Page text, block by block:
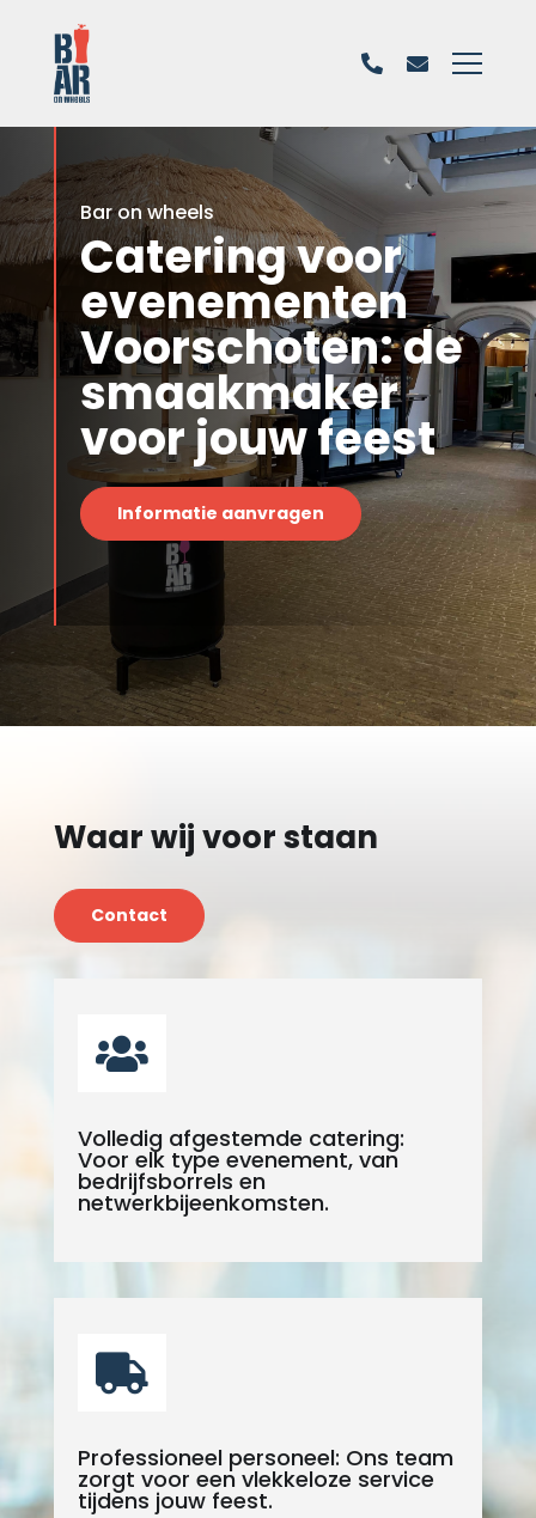
Bar on wheels
Catering voor
evenementen
Voorschoten: de
smaakmaker
voor jouw feest
Informatie aanvragen
Waar wij voor staan
Contact

Volledig afgestemde catering:
Voor elk type evenement, van
bedrijfsborrels en
netwerkbijeenkomsten.

Professioneel personeel: Ons team
zorgt voor een vlekkeloze service
tijdens jouw feest.